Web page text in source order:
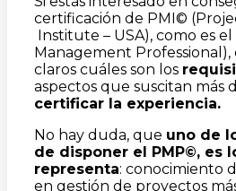
certificación de PMI©
Institute – USA), como es
Management
claros cuáles son los
aspectos que suscitan más
certificar la experiencia.
No hay duda, que uno de
de disponer el PMP©, es
representa: conocimiento
en gestión de proyectos